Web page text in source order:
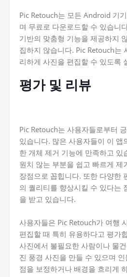
Pic Retouch는 모든 Android 기
며 무료로 다운로드할 수 있습니
기반의 맞춤형 기능을 제공하지
집하지 않습니다. Pic Retouch는
리하게 사진을 편집할 수 있도록
평가 및 리뷰
Pic Retouch는 사용자들로부터
있습니다. 많은 사용자들이 이 앱
한 개체 제거 기능에 만족하고 있
원치 않는 부분을 쉽고 빠르게 제
장점으로 꼽힙니다. 또한 다양한
의 퀄리티를 향상시킬 수 있다는
을 받고 있습니다.
사용자들은 Pic Retouch가 여행
편집할 때 특히 유용하다고 평가
사진에서 불필요한 사람이나 물
진 풍경 사진을 만들 수 있으며
점을 보정하거나 배경을 흐리게